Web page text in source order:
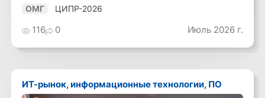
ОМГ ЦИПР-2026
116 0 Июль 2026 г.
ИТ-рынок, информационные технологии, ПО